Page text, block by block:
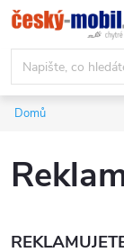
Přejít
na
obsah
Domů